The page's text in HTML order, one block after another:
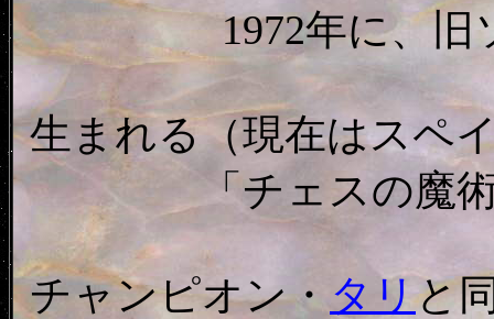
1972年に、
生まれる（現在はスペ
「チェスの魔
チャンピオン・ タリと